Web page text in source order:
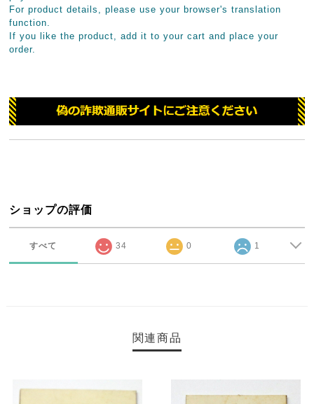
For product details, please use your browser's translation
function.
If you like the product, add it to your cart and place your
order.
ショップの評価
すべて 34 0 1
関連商品